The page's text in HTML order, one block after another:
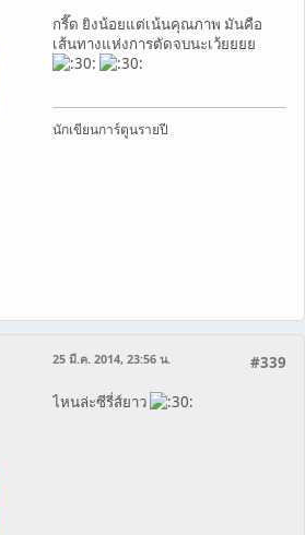
กรี๊ด ยิงน้อยแต่เน้นคุณภาพ มันคือ
เส้นทางแห่งการตัดจบนะเว้ยยยย
นักเขียนการ์ตูนรายปี
#339
25 มี.ค. 2014, 23:56 น.
ไหนล่ะซีรี่ส์ยาว